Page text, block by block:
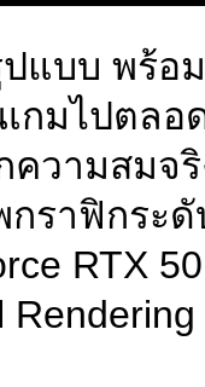
ปแบบ พร้อ
กมไปตลอ
ความสมจ
ราฟิกระดั
RTX